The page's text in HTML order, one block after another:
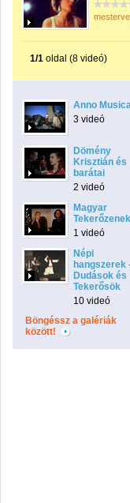
1/1 oldal (8 videó)
Anno
3 videó
Dömény
Krisztián és
barátai
2 videó
Magyar
1 videó
Népi
hangszerek
Dudások és
Tekerősök
10 videó
Böngéssz a galériák
között!